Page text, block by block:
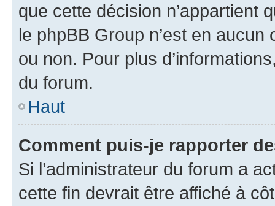
que cette décision n’appartient
le phpBB Group n’est en
ou non. Pour plus
du forum.
Haut
Comment puis-je rapporter
Si l’administrateur du forum a
cette fin devrait être affiché à